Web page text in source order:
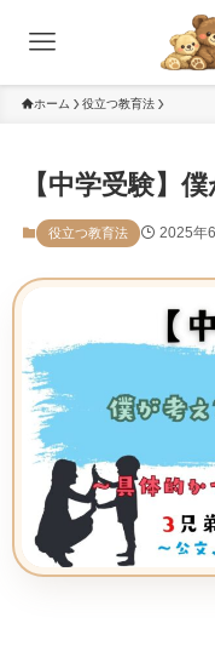
ホーム 役立つ教育法
【中学受験】
役立つ教育法 2025年